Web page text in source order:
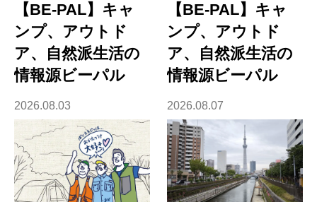
【BE-PAL】キャ
ンプ、アウトド
ア、自然派生活の
情報源ビーパル
2026.08.03
【BE-PAL】キャ
ンプ、アウトド
ア、自然派生活の
情報源ビーパル
2026.08.07